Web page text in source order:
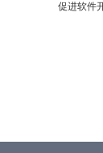
促进软件